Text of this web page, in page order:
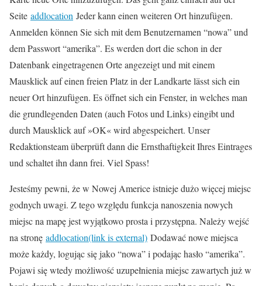
Seite addlocation Jeder kann einen weiteren Ort hinzufügen.
Anmelden können Sie sich mit dem Benutzernamen “nowa” und
dem Passwort “amerika”. Es werden dort die schon in der
Datenbank eingetragenen Orte angezeigt und mit einem
Mausklick auf einen freien Platz in der Landkarte lässt sich ein
neuer Ort hinzufügen. Es öffnet sich ein Fenster, in welches man
die grundlegenden Daten (auch Fotos und Links) eingibt und
durch Mausklick auf »OK« wird abgespeichert. Unser
Redaktionsteam überprüft dann die Ernsthaftigkeit Ihres Eintrages
und schaltet ihn dann frei. Viel Spass!
Jesteśmy pewni, że w Nowej Americe istnieje dużo więcej miejsc
godnych uwagi. Z tego względu funkcja nanoszenia nowych
miejsc na mapę jest wyjątkowo prosta i przystępna. Należy wejść
na stronę addlocation(link is external) Dodawać nowe miejsca
może każdy, logując się jako “nowa” i podając hasło “amerika”.
Pojawi się wtedy możliwość uzupełnienia miejsc zawartych już w